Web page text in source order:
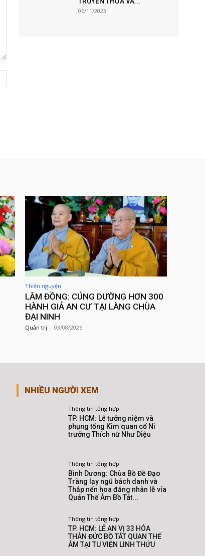
06/11/2023
Thiện nguyện
LÂM ĐỒNG: CÚNG DƯỜNG HƠN 300
HÀNH GIẢ AN CƯ TẠI LÀNG CHÙA
ĐẠI NINH
Quản trị - 03/08/2026
NHIỀU NGƯỜI XEM
Thông tin tổng hợp
TP. HCM: Lễ tưởng niệm và
phụng tống Kim quan cố Ni
trưởng Thích nữ Như Diệu
Thông tin tổng hợp
Bình Dương: Chùa Bồ Đề Đạo
Tràng lạy ngũ bách danh và
Thắp nến hoa đăng nhân lễ vía
Quán Thế Âm Bồ Tát...
Thông tin tổng hợp
TP. HCM: LỄ AN VỊ 33 HÓA
THÂN ĐỨC BỒ TÁT QUAN THẾ
ÂM TẠI TU VIỆN LINH THỨU